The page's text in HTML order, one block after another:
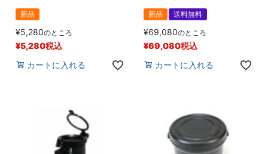
新品
¥5,280のところ
¥5,280税込
カートに入れる
新品 送料無料
¥69,080のところ
¥69,080税込
カートに入れる